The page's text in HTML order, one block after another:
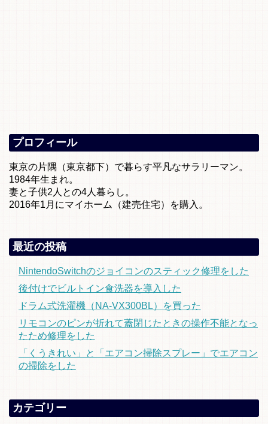
プロフィール
東京の片隅（東京都下）で暮らす平凡なサラリーマン。
1984年生まれ。
妻と子供2人との4人暮らし。
2016年1月にマイホーム（建売住宅）を購入。
最近の投稿
NintendoSwitchのジョイコンのスティック修理をした
後付けでビルトイン食洗器を導入した
ドラム式洗濯機（NA-VX300BL）を買った
リモコンのピンが折れて蓋閉じたときの操作不能となっ
たため修理をした
「くうきれい」と「エアコン掃除スプレー」でエアコン
の掃除をした
カテゴリー